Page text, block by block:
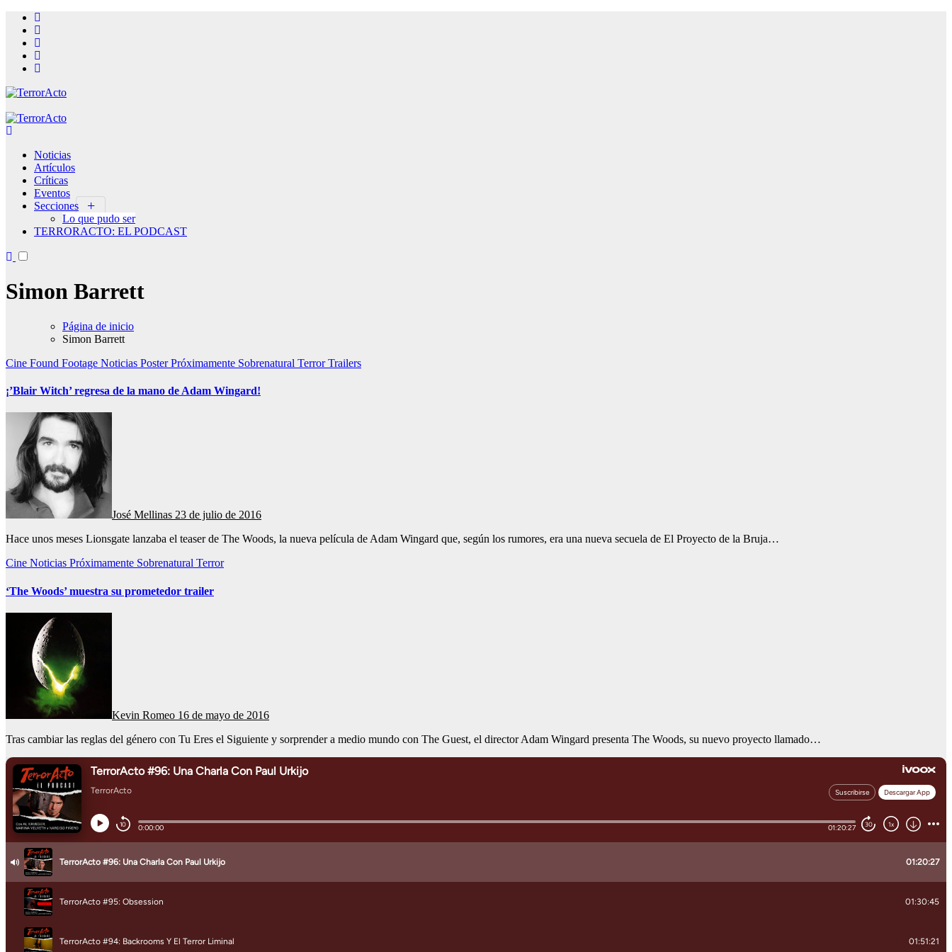
Saltar
contenido
Noticias
Artículos
Críticas
Eventos
Secciones
Lo que pudo ser
TERRORACTO: EL PODCAST
Simon Barrett
Página de inicio
Simon Barrett
Cine Found Footage Noticias PosterPróximamente Sobrenatural TerrorTrailers
¡’Blair Witch’ regresa de la mano de Adam Wingard!
José Mellinas 23 de julio de 2016
Hace unos meses Lionsgate lanzaba el teaser de The Woods, la nueva película de Adam Wingard que, según los rumores, era una nueva secuela de El Proyecto de la Bruja…
Cine Noticias Próximamente Sobrenatural Terror
‘The Woods’ muestra su prometedor trailer
Kevin Romeo 16 de mayo de 2016
Tras cambiar las reglas del género con Tu Eres el Siguiente y sorprender a medio mundo con The Guest, el director Adam Wingard presenta The Woods, su nuevo proyecto llamado…